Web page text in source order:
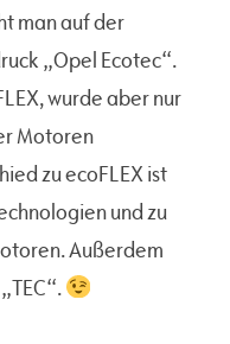
man auf der
„Opel Ecotec“.
wurde aber nur
Motoren
zu ecoFLEX ist
und zu
Außerdem